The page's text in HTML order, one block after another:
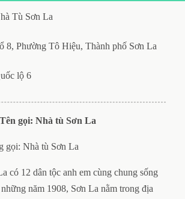
Tù Sơn La
8, Phường Tô Hiệu, Thành phố Sơn La
lộ 6
Tên gọi: Nhà tù Sơn La
Nhà tù Sơn La
12 dân tộc anh em cùng chung sống
năm 1908, Sơn La nằm trong địa